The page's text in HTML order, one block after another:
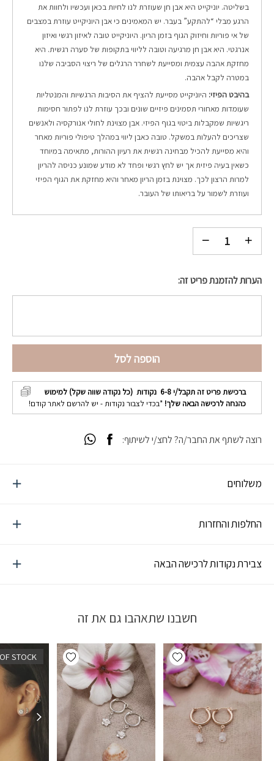
בשליטה. יוניקייט היא אבן חן שעוזרת לנו לחיות בכאן ועכשיו ולחוות את
הרגע מבלי “להתקע” בעבר. יש המאמינים כי אבן היוניקייט עוזרת במצבים
של אי פוריות וחיזוק הגוף בזמן הריון. היוניקייט טובה לאיזון רגשי ואיזון
אנרגטי. היא אבן חן מרגיעה וטובה לליווי בתקופות של סערה רגשית. היא
מחזקת אהבה עצמית ומסייעת לשחרר הרגלים של ריצוי הסביבה שלנו
במטרה לקבל אהבה.
בהיבט הפיזי: היוניקייט מסייעת להציף את הסיבות הרגשיות והמנטליות
שעומדות מאחורי תסמינים פיזיים שונים ובכך עוזרת לנו לפתור חסימות
ריגשיות שמקבלות ביטוי בגוף הפיזי. אבן מצוינת לחולי אנורקסיה ולאנשים
שצריכים להעלות במשקל. טובה כאבן ליווי במהלך טיפולי פוריות מאחר
והיא מסייעת להכיל מבחינה רגשית את רעיון ההורות, מתאימה במיוחד
כשאין בעיה פיזית אך יש לחץ רגשי ופחד לא מודע שמונע כניסה להריון
למרות הרצון לכך. מצוינת בזמן הריון מאחר והיא מחזקת את הגוף הפיזי
ועוזרת לשמור על בריאותו של העובר.
הערות להזמנת פריט זה:
הוספה לסל
ברכישת פריט זה תקבל/י 6-8 נקודות (כל נקודה שווה שקל) למימוש
כהנחה לרכישה הבאה שלך! *בכדי לצבור נקודות - יש להרשם לאתר קודם!
משלוחים
החלפות והחזרות
צבירת נקודות לרכישה הבאה
רוצה לשתף את החבר/ה? לחצ/י לשיתוף:
חשבנו שתאהבו גם את זה
Add wishlist
Add wishlist
STOCK